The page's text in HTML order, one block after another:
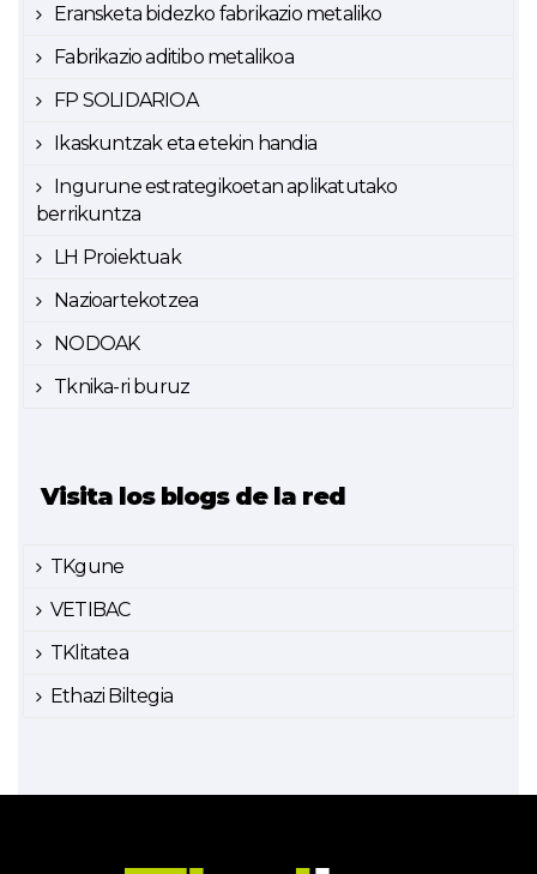
Eransketa bidezko fabrikazio metaliko
Fabrikazio aditibo metalikoa
FP SOLIDARIOA
Ikaskuntzak eta etekin handia
Ingurune estrategikoetan aplikatutako
berrikuntza
LH Proiektuak
Nazioartekotzea
NODOAK
Tknika-ri buruz
Visita los blogs de la red
TKgune
VETIBAC
TKlitatea
Ethazi Biltegia